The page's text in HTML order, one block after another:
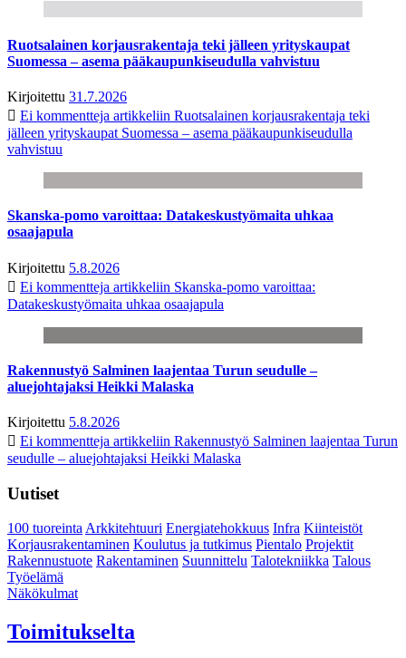
Ruotsalainen korjausrakentaja teki jälleen yrityskaupat
Suomessa – asema pääkaupunkiseudulla vahvistuu
Kirjoitettu 31.7.2026
Ei kommentteja artikkeliin Ruotsalainen korjausrakentaja teki
jälleen yrityskaupat Suomessa – asema pääkaupunkiseudulla
vahvistuu
Skanska-pomo varoittaa: Datakeskustyömaita uhkaa
osaajapula
Kirjoitettu 5.8.2026
Ei kommentteja artikkeliin Skanska-pomo varoittaa:
Datakeskustyömaita uhkaa osaajapula
Rakennustyö Salminen laajentaa Turun seudulle –
aluejohtajaksi Heikki Malaska
Kirjoitettu 5.8.2026
Ei kommentteja artikkeliin Rakennustyö Salminen laajentaa Turun
seudulle – aluejohtajaksi Heikki Malaska
Uutiset
100 tuoreintaArkkitehtuuri Energiatehokkuus Infra Kiinteistöt
Korjausrakentaminen Koulutus ja tutkimus Pientalo Projektit
Rakennustuote Rakentaminen Suunnittelu Talotekniikka Talous
Työelämä
Näkökulmat
Toimitukselta